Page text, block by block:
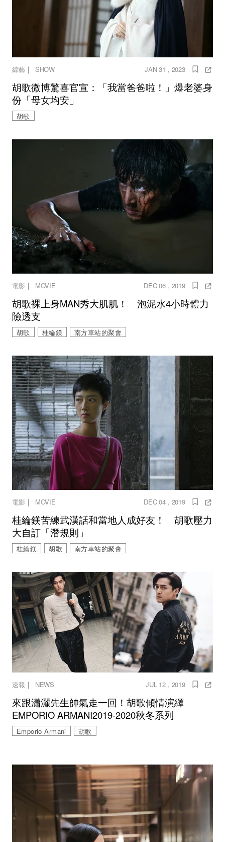
綜藝｜ SHOW JAN 31 , 2023
胡歌微博驚喜官宣：「我當爸爸啦！」爆老婆身
份「母女均安」
胡歌
電影 ｜ MOVIE DEC 06 , 2019
胡歌裸上身MAN秀大肌肌！ 泡泥水4小時體力
險透支
胡歌 桂綸鎂 南方車站的聚會
電影 ｜ MOVIE DEC 04 , 2019
桂綸鎂苦練武漢話和當地人成好友！ 胡歌壓力
大自訂「潛規則」
桂綸鎂 胡歌 南方車站的聚會
速報 ｜ NEWS JUL 12 , 2019
來跟瀟灑先生帥氣走一回！胡歌傾情演繹
EMPORIO ARMANI2019-2020秋冬系列
Emporio Armani 胡歌